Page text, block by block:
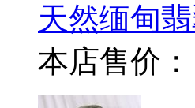
天然缅甸
本店售价：